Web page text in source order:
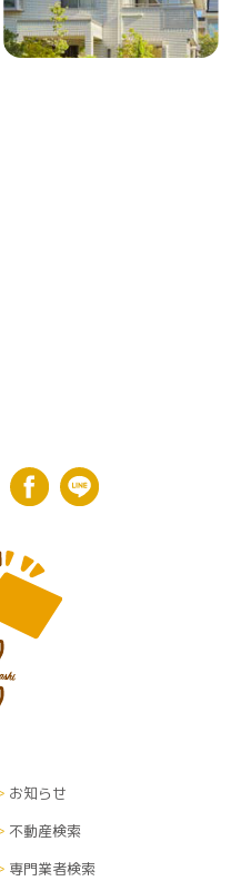
お知らせ
不動産検索
専門業者検索